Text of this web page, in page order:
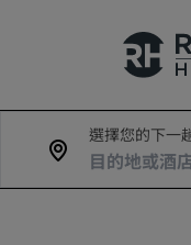
我們的品牌
選擇您的下一